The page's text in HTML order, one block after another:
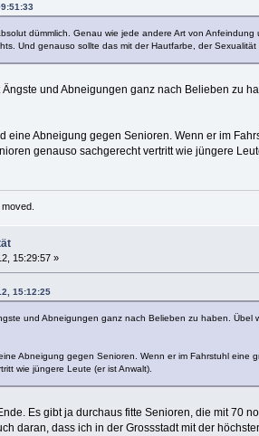
dümmlich. Genau wie jede andere Art von
Und genauso sollte das mit der Hautfarbe, der
und Abneigungen ganz nach Belieben zu
eine Abneigung gegen Senioren. Wenn er im
genauso sachgerecht vertritt wie jüngere
15:29:57 »
15:12:25
und Abneigungen ganz nach Belieben zu haben.
Abneigung gegen Senioren. Wenn er im Fahrstuhl
wie jüngere Leute (er ist Anwalt).
Es gibt ja durchaus fitte Senioren, die mit 70
daran, dass ich in der Grossstadt mit der